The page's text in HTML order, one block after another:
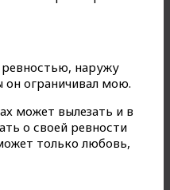
ревностью, наружу
он ограничивал мою.
может вылезать и в
о своей ревности
только любовь,